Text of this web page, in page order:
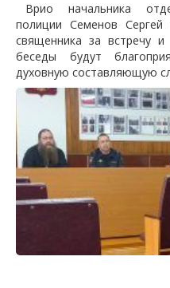
Врио начальника
полиции Семенов Сергей
священника за встречу
беседы будут
духовную составляющую